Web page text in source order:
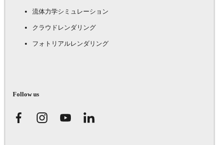
流体力学シミュレーション
クラウドレンダリング
フォトリアルレンダリング
Follow us